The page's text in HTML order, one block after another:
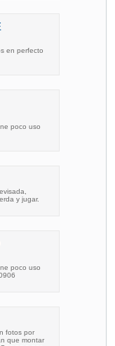
en perfecto
poco uso
y jugar.
poco uso
fotos por
que montar